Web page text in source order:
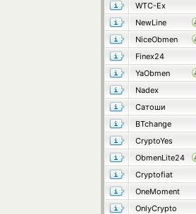
WTC-Ex
NewLine
NiceObmen
Finex24
YaObmen
Nadex
Сатоши
BTchange
CryptoYes
ObmenLite24
Cryptofiat
OneMoment
OnlyCrypto